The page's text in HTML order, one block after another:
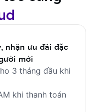
nhận ưu đãi đặc
mới
3 tháng đầu khi
khi thanh toán